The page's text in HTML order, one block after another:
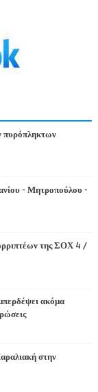
πυρόπληκτων
- Μητροπούλου -
της ΣΟΧ 4 /
ακόμα
στην